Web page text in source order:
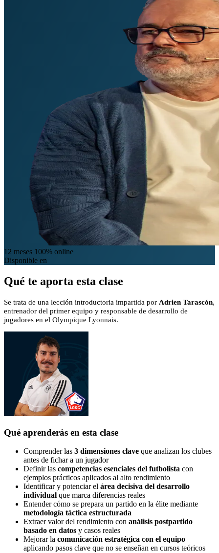
12 meses 100% online
Disponible en
Qué te aporta esta clase
Se trata de una lección introductoria impartida por Adrien Tarascón,
entrenador del primer equipo y responsable de desarrollo de
jugadores en el Olympique Lyonnais.
Qué aprenderás en esta clase
Comprender las 3 dimensiones clave que analizan los clubes
antes de fichar a un jugador
Definir las competencias esenciales del futbolista con
ejemplos prácticos aplicados al alto rendimiento
Identificar y potenciar el área decisiva del desarrollo
individual que marca diferencias reales
Entender cómo se prepara un partido en la élite mediante
metodología táctica estructurada
Extraer valor del rendimiento con análisis postpartido
basado en datos y casos reales
Mejorar la comunicación estratégica con el equipo
aplicando pasos clave que no se enseñan en cursos teóricos